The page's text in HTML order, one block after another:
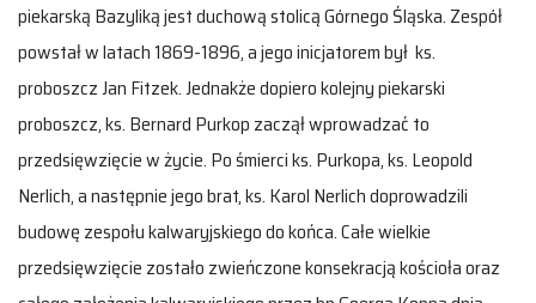
piekarską Bazyliką jest duchową stolicą Górnego Śląska. Zespół
powstał w latach 1869-1896, a jego inicjatorem był ks.
proboszcz Jan Fitzek. Jednakże dopiero kolejny piekarski
proboszcz, ks. Bernard Purkop zaczął wprowadzać to
przedsięwzięcie w życie. Po śmierci ks. Purkopa, ks. Leopold
Nerlich, a następnie jego brat, ks. Karol Nerlich doprowadzili
budowę zespołu kalwaryjskiego do końca. Całe wielkie
przedsięwzięcie zostało zwieńczone konsekracją kościoła oraz